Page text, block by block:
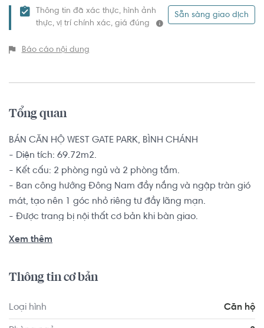
Thông tin đã xác thực, hình ảnh
thực, vị trí chính xác, giá đúng
Sẵn sàng giao dịch
Báo cáo nội dung
Tổng quan
BÁN CĂN HỘ WEST GATE PARK, BÌNH CHÁNH
- Diện tích: 69.72m2.
- Kết cấu: 2 phòng ngủ và 2 phòng tắm.
- Ban công hướng Đông Nam đầy nắng và ngập tràn gió
mát, tạo nên 1 góc nhỏ riêng tư đầy lãng mạn.
- Được trang bị nội thất cơ bản khi bàn giao.
đông đúc này.
Ngoài ra, cư dân sống tại dự án West Gate Park còn
thuận tiện kết nối đến các tiện ích ngoại khu hấp dẫn như:
Xem thêm
Thông tin cơ bản
Loại hình Căn hộ